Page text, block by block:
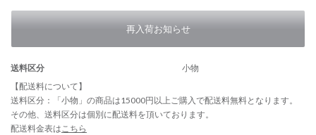
再入荷お知らせ
送料区分
小物
【配送料について】
送料区分：「小物」の商品は15000円以上ご購入で配送料無料となります。
その他、送料区分は個別に配送料を頂いております。
配送料金表はこちら